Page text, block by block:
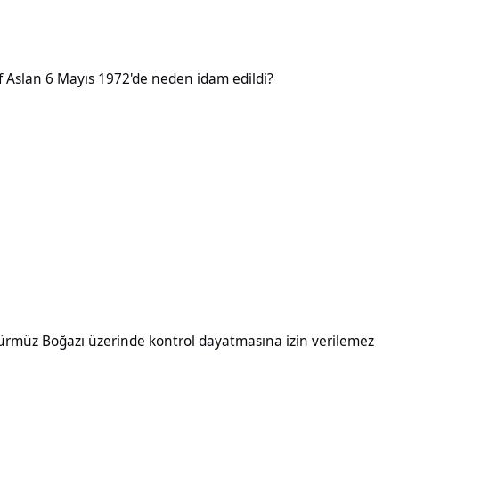
6 Mayıs 1972'de neden idam edildi?
Boğazı üzerinde kontrol dayatmasına izin verilemez